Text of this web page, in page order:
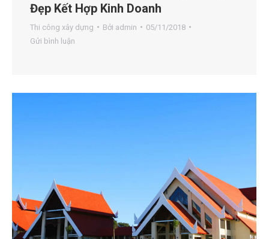
Đẹp Kết Hợp Kinh Doanh
Thi công xây dựng Bởi admin
05/11/2018
Gửi bình luận